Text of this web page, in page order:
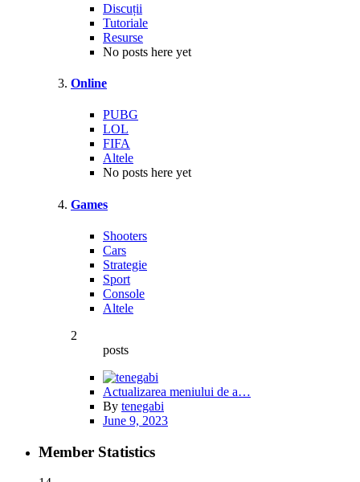
Discuții
Tutoriale
Resurse
No posts here yet
Online
PUBG
LOL
FIFA
Altele
No posts here yet
Games
Shooters
Cars
Strategie
Sport
Console
Altele
2
posts
Actualizarea meniului de a…
By tenegabi
June 9, 2023
Member Statistics